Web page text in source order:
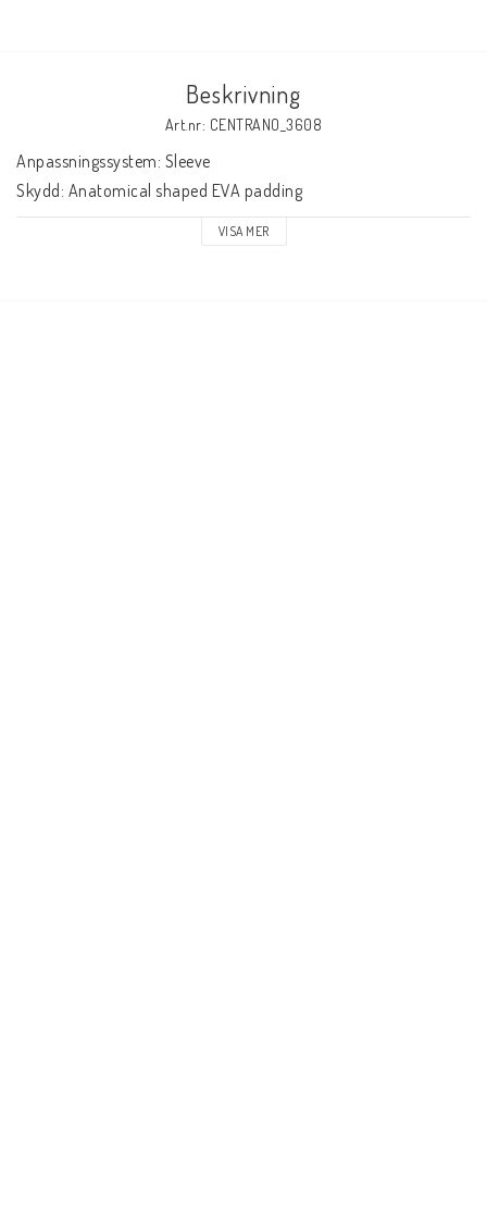
Beskrivning
Art.nr: CENTRANO_3608
Anpassningssystem: Sleeve
Skydd: Anatomical shaped EVA padding
VISA MER